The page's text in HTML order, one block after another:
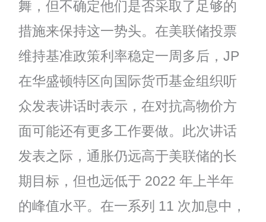
舞，但不确定他们是否采取了足够的
措施来保持这一势头。在美联储投票
维持基准政策利率稳定一周多后，JP
在华盛顿特区向国际货币基金组织听
众发表讲话时表示，在对抗高物价方
面可能还有更多工作要做。此次讲话
发表之际，通胀仍远高于美联储的长
期目标，但也远低于 2022 年上半年
的峰值水平。在一系列 11 次加息中，